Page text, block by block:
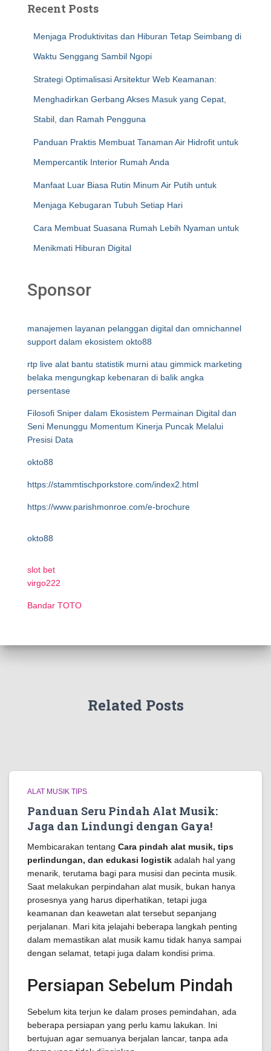
Recent Posts
Menjaga Produktivitas dan Hiburan Tetap Seimbang di
Waktu Senggang Sambil Ngopi
Strategi Optimalisasi Arsitektur Web Keamanan:
Menghadirkan Gerbang Akses Masuk yang Cepat,
Stabil, dan Ramah Pengguna
Panduan Praktis Membuat Tanaman Air Hidrofit untuk
Mempercantik Interior Rumah Anda
Manfaat Luar Biasa Rutin Minum Air Putih untuk
Menjaga Kebugaran Tubuh Setiap Hari
Cara Membuat Suasana Rumah Lebih Nyaman untuk
Menikmati Hiburan Digital
Sponsor
manajemen layanan pelanggan digital dan omnichannel
support dalam ekosistem okto88
rtp live alat bantu statistik murni atau gimmick marketing
belaka mengungkap kebenaran di balik angka
persentase
Filosofi Sniper dalam Ekosistem Permainan Digital dan
Seni Menunggu Momentum Kinerja Puncak Melalui
Presisi Data
okto88
https://stammtischporkstore.com/index2.html
https://www.parishmonroe.com/e-brochure
okto88
slot bet
virgo222
Bandar TOTO
Related Posts
ALAT MUSIK TIPS
Panduan Seru Pindah Alat Musik:
Jaga dan Lindungi dengan Gaya!
Membicarakan tentang Cara pindah alat musik, tips
perlindungan, dan edukasi logistik adalah hal yang
menarik, terutama bagi para musisi dan pecinta musik.
Saat melakukan perpindahan alat musik, bukan hanya
prosesnya yang harus diperhatikan, tetapi juga
keamanan dan keawetan alat tersebut sepanjang
perjalanan. Mari kita jelajahi beberapa langkah penting
dalam memastikan alat musik kamu tidak hanya sampai
dengan selamat, tetapi juga dalam kondisi prima.
Persiapan Sebelum Pindah
Sebelum kita terjun ke dalam proses pemindahan, ada
beberapa persiapan yang perlu kamu lakukan. Ini
bertujuan agar semuanya berjalan lancar, tanpa ada